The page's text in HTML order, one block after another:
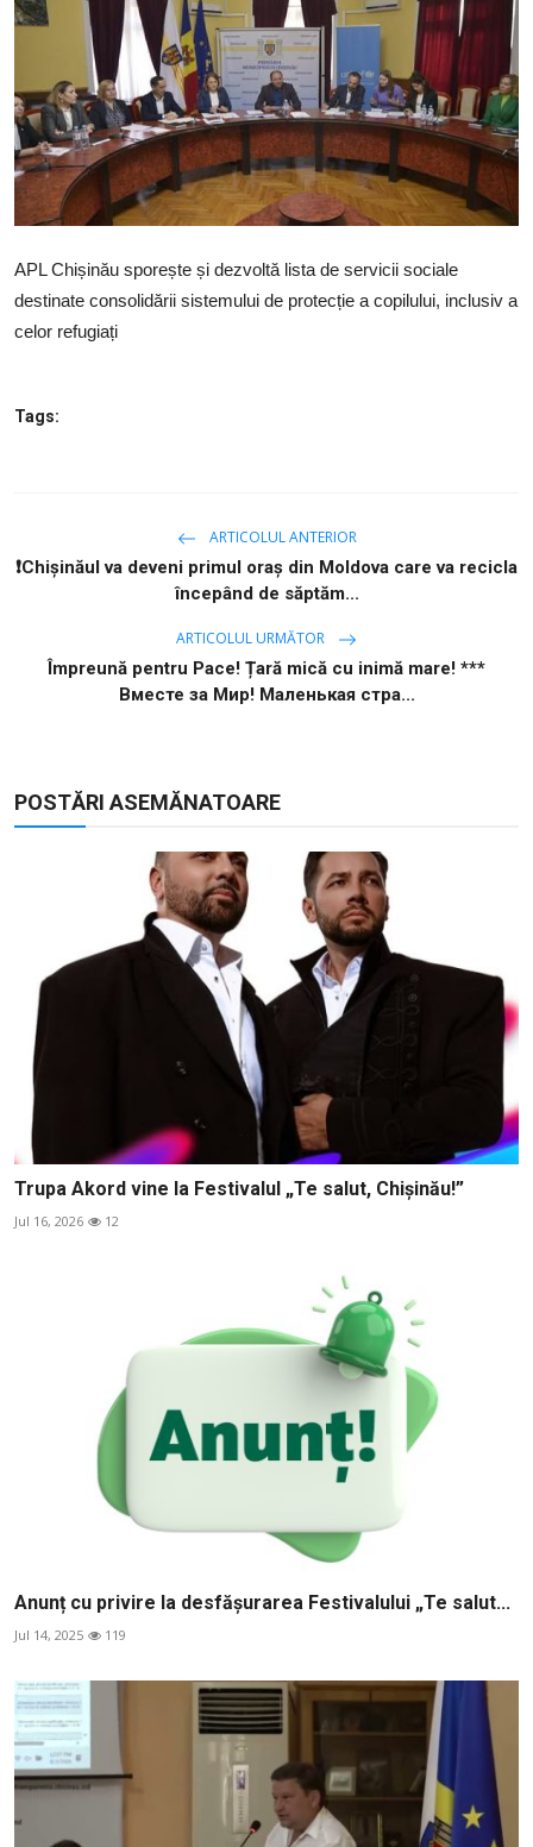
SERVICII
Sectorul Rîșcani
Căutați pe Internet
APL Chișinău sporește și dezvoltă lista de servicii sociale
destinate consolidării sistemului de protecție a copilului, inclusiv a
celor refugiați
Tags:
ARTICOLUL ANTERIOR
❗️Chișinăul va deveni primul oraș din Moldova care va recicla
începând de săptăm...
ARTICOLUL URMĂTOR
Împreună pentru Pace! Țară mică cu inimă mare! ***
Вместе за Мир! Маленькая стра...
POSTĂRI ASEMĂNATOARE
Trupa Akord vine la Festivalul „Te salut, Chișinău!”
Jul 16, 2026 12
Anunț cu privire la desfășurarea Festivalului „Te salut...
Jul 14, 2025 119